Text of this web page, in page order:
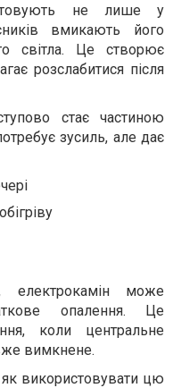
не лише у
вмикають його
світла. Це створює
розслабитися після
стає частиною
зусиль, але дає
електрокамін може
опалення. Це
коли центральне
вимкнене.
використовувати цю